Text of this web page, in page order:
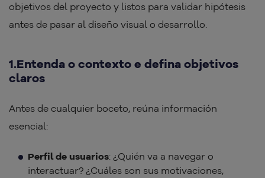
objetivos del proyecto y listos para validar hipótesis
antes de pasar al diseño visual o desarrollo.
1.Entenda o contexto e defina objetivos
claros
Antes de cualquier boceto, reúna información
esencial:
Perfil de usuarios: ¿Quién va a navegar o
interactuar? ¿Cuáles son sus motivaciones,